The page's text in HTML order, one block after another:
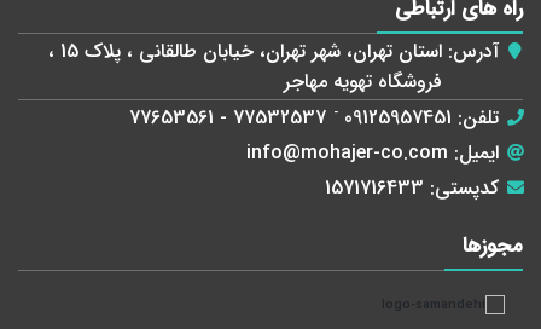
راه های ارتباطی
آدرس:
استان تهران، شهر تهران، خیابان طالقانی ، پلاک 15 ،
فروشگاه تهویه مهاجر
تلفن: 09125957451
-
77532537 - 77653561
ایمیل: info@mohajer-co.com
کدپستی: 1571716433
مجوز‌ها